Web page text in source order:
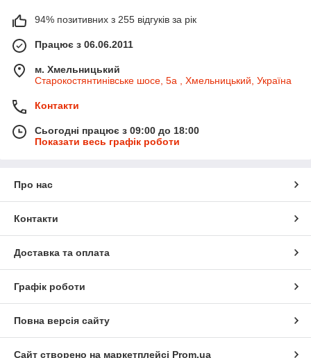
94% позитивних з 255 відгуків за рік
Працює з 06.06.2011
м. Хмельницький
Старокостянтинівське шосе, 5а , Хмельницький, Україна
Контакти
Сьогодні працює з 09:00 до 18:00
Показати весь графік роботи
Про нас
Контакти
Доставка та оплата
Графік роботи
Повна версія сайту
Сайт створено на маркетплейсі Prom.ua